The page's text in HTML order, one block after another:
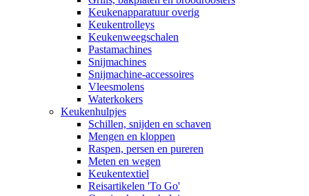
Keukenapparatuur overig
Keukentrolleys
Keukenweegschalen
Pastamachines
Snijmachines
Snijmachine-accessoires
Vleesmolens
Waterkokers
Keukenhulpjes
Schillen, snijden en schaven
Mengen en kloppen
Raspen, persen en pureren
Meten en wegen
Keukentextiel
Reisartikelen 'To Go'